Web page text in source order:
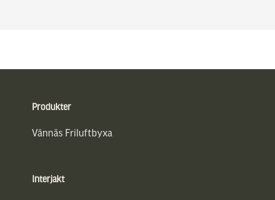
Produkter
Vännäs Friluftbyxa
Interjakt